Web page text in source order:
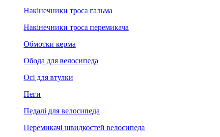
Накінечники троса гальма
Накінечники троса перемикача
Обмотки керма
Обода для велосипеда
Осі для втулки
Пеги
Педалі для велосипеда
Перемикачі швидкостей велосипеда